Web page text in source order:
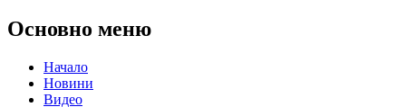
Основно меню
Начало
Новини
Видео